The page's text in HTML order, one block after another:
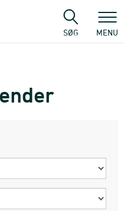
SØG MENU